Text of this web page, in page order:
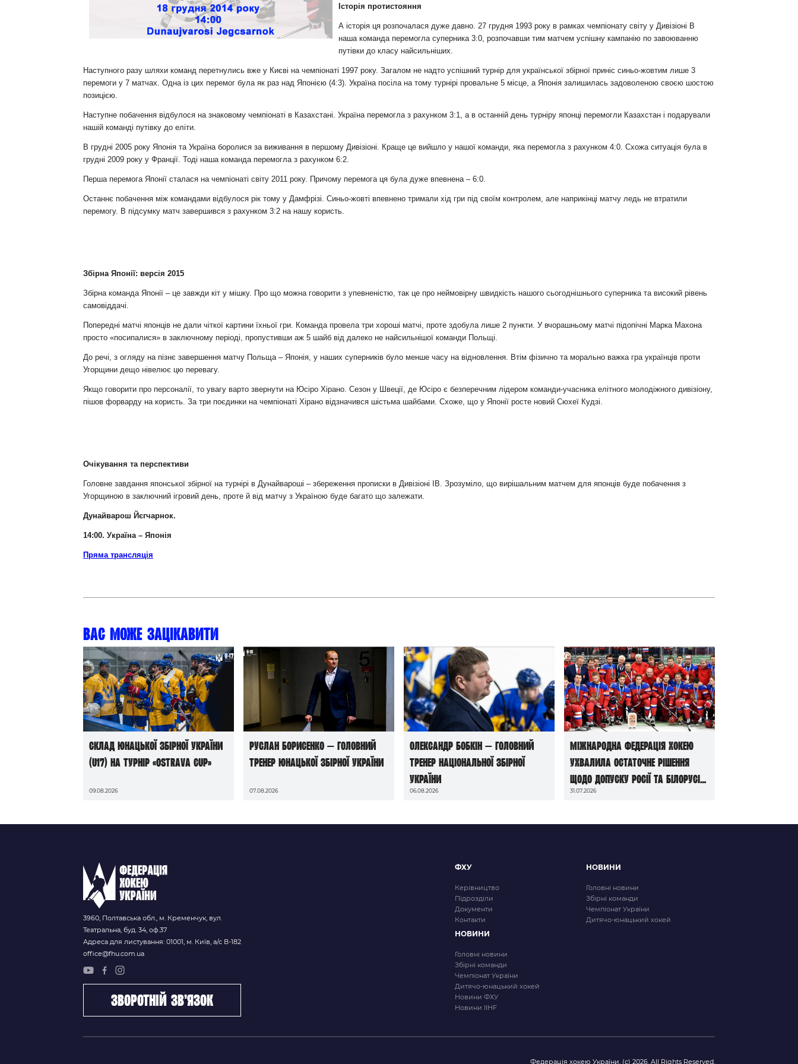
Історія протистояння
А історія ця розпочалася дуже давно. 27 грудня 1993 року в рамках чемпіонату світу у Дивізіоні В
наша команда перемогла суперника 3:0, розпочавши тим матчем успішну кампанію по завоюванню
путівки до класу найсильніших.
Наступного разу шляхи команд перетнулись вже у Києві на чемпіонаті 1997 року. Загалом не надто успішний турнір для української збірної приніс синьо-жовтим лише 3
перемоги у 7 матчах. Одна із цих перемог була як раз над Японією (4:3). Україна посіла на тому турнірі провальне 5 місце, а Японія залишилась задоволеною своєю шостою
позицією.
Наступне побачення відбулося на знаковому чемпіонаті в Казахстані. Україна перемогла з рахунком 3:1, а в останній день турніру японці перемогли Казахстан і подарували
нашій команді путівку до еліти.
В грудні 2005 року Японія та Україна боролися за виживання в першому Дивізіоні. Краще це вийшло у нашої команди, яка перемогла з рахунком 4:0. Схожа ситуація була в
грудні 2009 року у Франції. Тоді наша команда перемогла з рахунком 6:2.
Перша перемога Японії сталася на чемпіонаті світу 2011 року. Причому перемога ця була дуже впевнена – 6:0.
Останнє побачення між командами відбулося рік тому у Дамфрізі. Синьо-жовті впевнено тримали хід гри під своїм контролем, але наприкінці матчу ледь не втратили
перемогу. В підсумку матч завершився з рахунком 3:2 на нашу користь.
Збірна Японії: версія 2015
Збірна команда Японії – це завжди кіт у мішку. Про що можна говорити з упевненістю, так це про неймовірну швидкість нашого сьогоднішнього суперника та високий рівень
самовіддачі.
Попередні матчі японців не дали чіткої картини їхньої гри. Команда провела три хороші матчі, проте здобула лише 2 пункти. У вчорашньому матчі підопічні Марка Махона
просто «посипалися» в заключному періоді, пропустивши аж 5 шайб від далеко не найсильнішої команди Польщі.
До речі, з огляду на пізнє завершення матчу Польща – Японія, у наших суперників було менше часу на відновлення. Втім фізично та морально важка гра українців проти
Угорщини дещо нівелює цю перевагу.
Якщо говорити про персоналії, то увагу варто звернути на Юсіро Хірано. Сезон у Швеції, де Юсіро є безперечним лідером команди-учасника елітного молодіжного дивізіону,
пішов форварду на користь. За три поєдинки на чемпіонаті Хірано відзначився шістьма шайбами. Схоже, що у Японії росте новий Сюхеї Кудзі.
Очікування та перспективи
Головне завдання японської збірної на турнірі в Дунайвароші – збереження прописки в Дивізіоні ІВ. Зрозуміло, що вирішальним матчем для японців буде побачення з
Угорщиною в заключний ігровий день, проте й від матчу з Україною буде багато що залежати.
Дунайварош Йєгчарнок.
14:00. Україна– Японія
Пряма трансляція
Вас може зацікавити
Склад юнацької збірної України
(U17) на турнір «Ostrava Cup»
09.08.2026
Руслан Борисенко — головний
тренер юнацької збірної України
07.08.2026
Олександр Бобкін — головний
тренер національної збірної
України
06.08.2026
Міжнародна федерація хокею
ухвалила остаточне рішення
щодо допуску росії та білорусі
до чемпіонатів світу сезону
31.07.2026
3960, Полтавська обл., м. Кременчук, вул.
Театральна, буд. 34, оф.37
Адреса для листування: 01001, м. Київ, а/с В-182
office@fhu.com.ua
зворотній зв’язок
ФХУ
Керівництво
Підрозділи
Документи
Контакти
НОВИНИ
Головні новини
Збірні команди
Чемпіонат України
Дитячо-юнацький хокей
НОВИНИ
Головні новини
Збірні команди
Чемпіонат України
Дитячо-юнацький хокей
Новини ФХУ
Новини IIHF
Федерація хокею України. (с) 2026. All Rights Reserved.